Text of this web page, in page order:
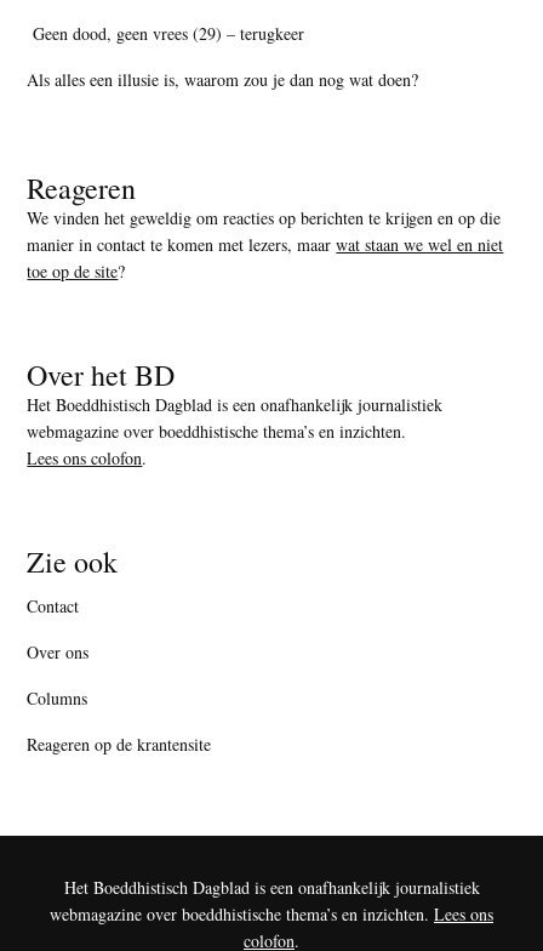
Geen dood, geen vrees (29) – terugkeer
Als alles een illusie is, waarom zou je dan nog wat doen?
Reageren
We vinden het geweldig om reacties op berichten te krijgen en op die
manier in contact te komen met lezers, maarwat staan we wel en niet
toe op de site?
Over het BD
Het Boeddhistisch Dagblad is een onafhankelijk journalistiek
webmagazine over boeddhistische thema’s en inzichten.
Lees ons colofon.
Zie ook
Contact
Over ons
Columns
Reageren op de krantensite
Het Boeddhistisch Dagblad is een onafhankelijk journalistiek
webmagazine over boeddhistische thema’s en inzichten. Lees ons
colofon.